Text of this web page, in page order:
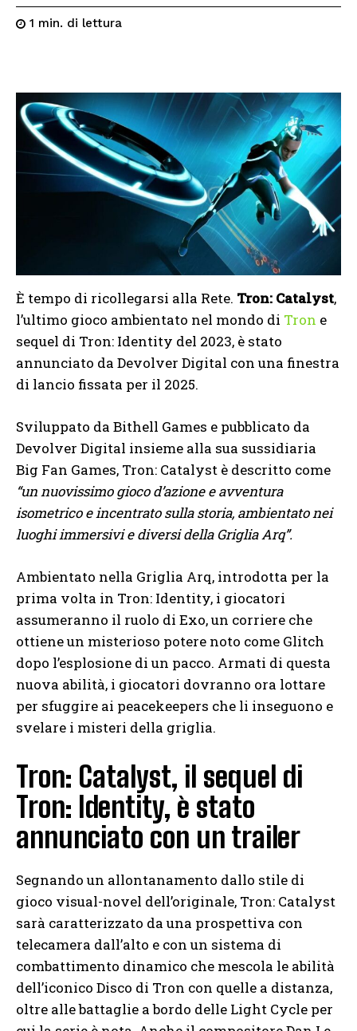
1 min. di lettura
È tempo di ricollegarsi alla Rete. Tron: Catalyst,
l’ultimo gioco ambientato nel mondo di Tron e
sequel di Tron: Identity del 2023, è stato
annunciato da Devolver Digital con una finestra
di lancio fissata per il 2025.
Sviluppato da Bithell Games e pubblicato da
Devolver Digital insieme alla sua sussidiaria
Big Fan Games, Tron: Catalyst è descritto come
“un nuovissimo gioco d’azione e avventura
isometrico e incentrato sulla storia, ambientato nei
luoghi immersivi e diversi della Griglia Arq”.
Ambientato nella Griglia Arq, introdotta per la
prima volta in Tron: Identity, i giocatori
assumeranno il ruolo di Exo, un corriere che
ottiene un misterioso potere noto come Glitch
dopo l’esplosione di un pacco. Armati di questa
nuova abilità, i giocatori dovranno ora lottare
per sfuggire ai peacekeepers che li inseguono e
svelare i misteri della griglia.
Tron: Catalyst, il sequel di
Tron: Identity, è stato
annunciato con un trailer
Segnando un allontanamento dallo stile di
gioco visual-novel dell’originale, Tron: Catalyst
sarà caratterizzato da una prospettiva con
telecamera dall’alto e con un sistema di
combattimento dinamico che mescola le abilità
dell’iconico Disco di Tron con quelle a distanza,
oltre alle battaglie a bordo delle Light Cycle per